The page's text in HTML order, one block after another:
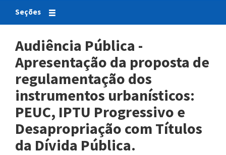
Seções
Audiência Pública -
Apresentação da proposta de
regulamentação dos
instrumentos urbanísticos:
PEUC, IPTU Progressivo e
Desapropriação com Títulos
da Dívida Pública.